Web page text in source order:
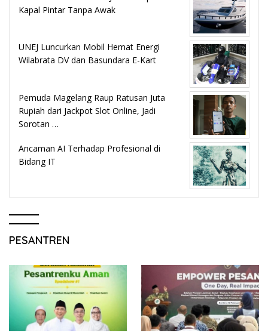
Kapal Pintar Tanpa Awak
UNEJ Luncurkan Mobil Hemat Energi
Wilabrata DV dan Basundara E-Kart
Pemuda Magelang Raup Ratusan Juta
Rupiah dari Jackpot Slot Online, Jadi
Sorotan …
Ancaman AI Terhadap Profesional di
Bidang IT
PESANTREN